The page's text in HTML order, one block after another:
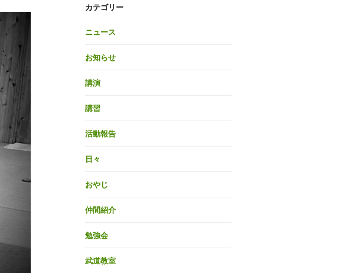
カテゴリー
ニュース
お知らせ
講演
講習
活動報告
日々
おやじ
仲間紹介
勉強会
武道教室